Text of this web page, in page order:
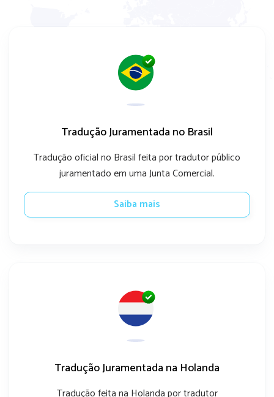
Tradução Juramentada no Brasil
Tradução oficial no Brasil feita por tradutor público
juramentado em uma Junta Comercial.
Saiba mais
Tradução Juramentada na Holanda
Tradução feita na Holanda por tradutor